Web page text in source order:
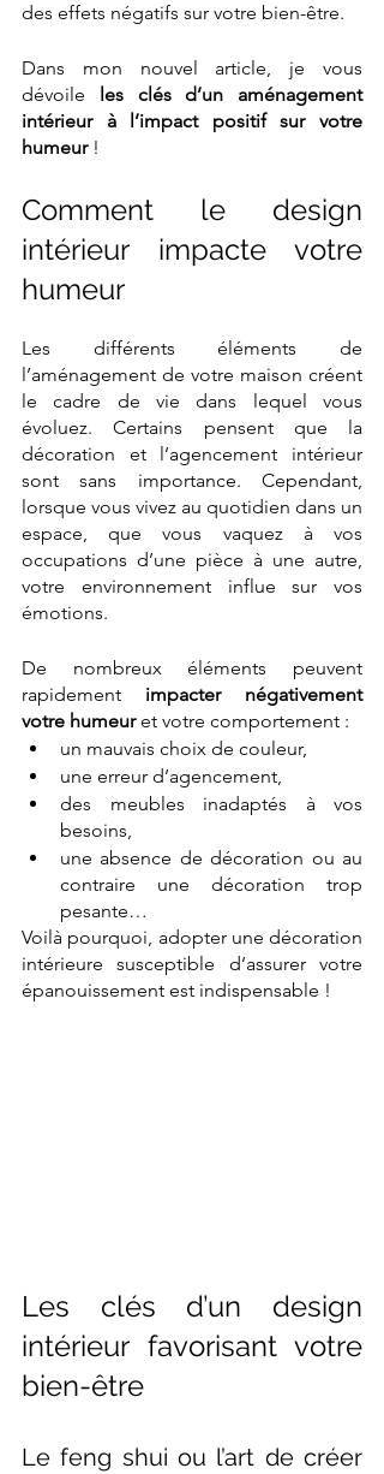
des effets négatifs sur votre bien-être.
Dans mon nouvel article, je vous
dévoile les clés d’un aménagement
intérieur à l’impact positif sur votre
humeur !
Comment le design
intérieur impacte votre
humeur
Les différents éléments de
l’aménagement de votre maison créent
le cadre de vie dans lequel vous
évoluez. Certains pensent que la
décoration et l’agencement intérieur
sont sans importance. Cependant,
lorsque vous vivez au quotidien dans un
espace, que vous vaquez à vos
occupations d’une pièce à une autre,
votre environnement influe sur vos
émotions.
De nombreux éléments peuvent
rapidement impacter négativement
votre humeur et votre comportement :
un mauvais choix de couleur,
une erreur d’agencement,
des meubles inadaptés à vos
besoins,
une absence de décoration ou au
contraire une décoration trop
pesante…
Voilà pourquoi, adopter une décoration
intérieure susceptible d’assurer votre
épanouissement est indispensable !
Les clés d’un design
intérieur favorisant votre
bien-être
Le feng shui ou l’art de créer